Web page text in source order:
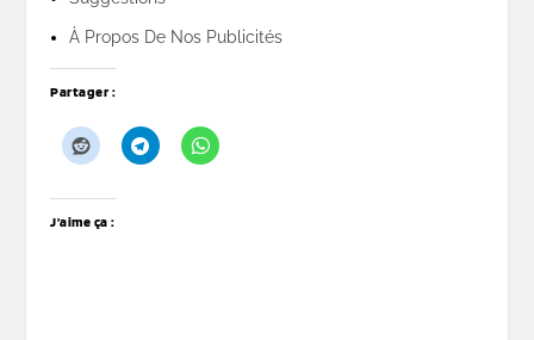
À Propos De Nos Publicités
Partager :
J’aime ça :